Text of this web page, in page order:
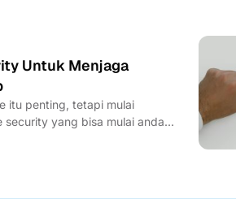
Untuk Menjaga
itu penting, tetapi mulai
yang bisa mulai anda...